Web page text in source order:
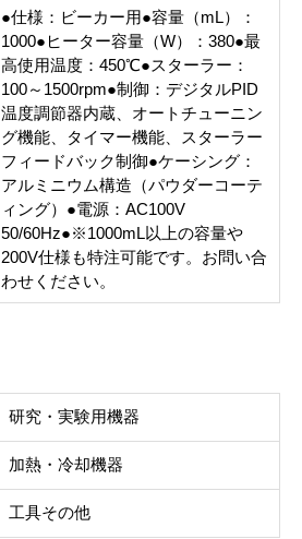
●仕様：ビーカー用●容量（mL）：
1000●ヒーター容量（W）：380●最
高使用温度：450℃●スターラー：
100～1500rpm●制御：デジタルPID
温度調節器内蔵、オートチューニン
グ機能、タイマー機能、スターラー
フィードバック制御●ケーシング：
アルミニウム構造（パウダーコーテ
ィング）●電源：AC100V
50/60Hz●※1000mL以上の容量や
200V仕様も特注可能です。お問い合
わせください。
研究・実験用機器
加熱・冷却機器
工具その他